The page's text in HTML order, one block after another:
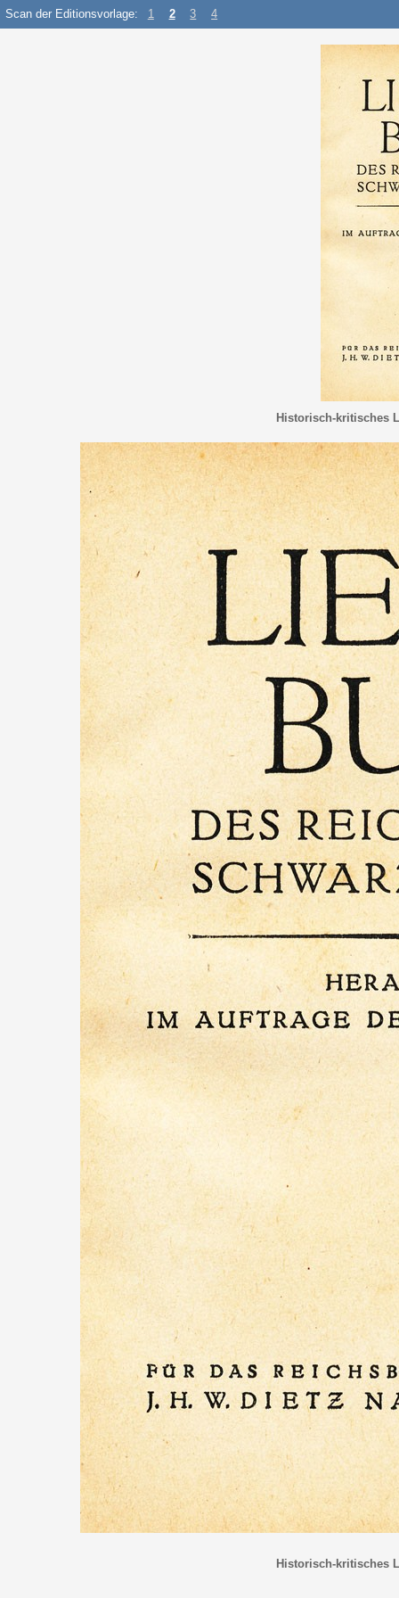
Scan der Editionsvorlage: 1 2 3 4
Historisch-kritisches
Historisch-kritisches